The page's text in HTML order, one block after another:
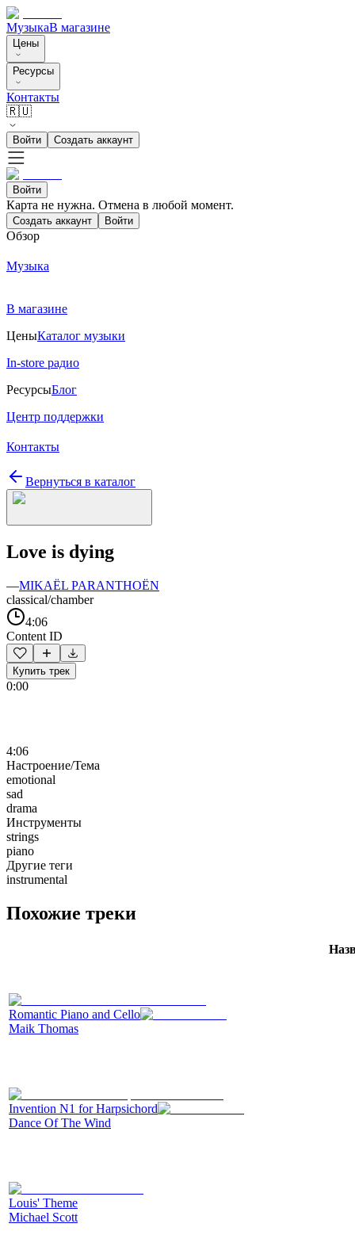
МузыкаВ магазине
Цены
Ресурсы
Контакты
🇷🇺
Войти Создать аккаунт
Войти
Карта не нужна. Отмена в любой момент.
Создать аккаунт Войти
Обзор
Музыка
В магазине
ЦеныКаталог музыки
In-store радио
РесурсыБлог
Центр поддержки
Контакты
Вернуться в каталог
Love is dying
—MIKAËL PARANTHOËN
classical/chamber
4:06
Content ID
Купить трек
0:00
4:06
Настроение/Тема
emotional
sad
drama
Инструменты
strings
piano
Другие теги
instrumental
Похожие треки
Romantic Piano and Cello
Maik Thomas
Invention N1 for Harpsichord
Dance Of The Wind
Louis' Theme
Michael Scott